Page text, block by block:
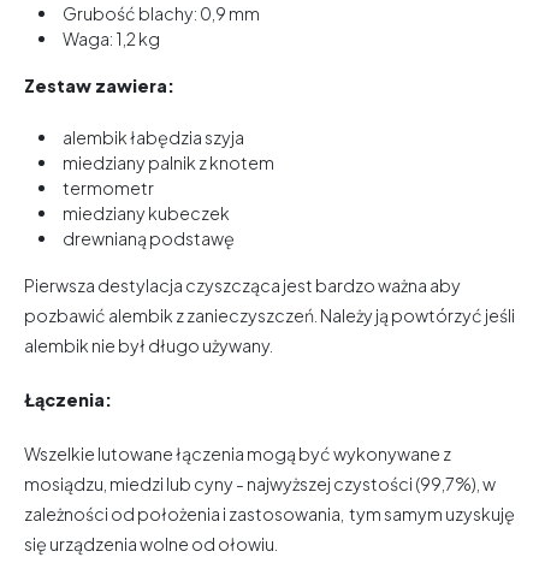
Grubość blachy: 0,9 mm
Waga: 1,2 kg
Zestaw zawiera:
alembik łabędzia szyja
miedziany palnik z knotem
termometr
miedziany kubeczek
drewnianą podstawę
Pierwsza destylacja czyszcząca jest bardzo ważna aby
pozbawić alembik z zanieczyszczeń. Należy ją powtórzyć jeśli
alembik nie był długo używany.
Łączenia:
Wszelkie lutowane łączenia mogą być wykonywane z
mosiądzu, miedzi lub cyny - najwyższej czystości (99,7%), w
zależności od położenia i zastosowania, tym samym uzyskuję
się urządzenia wolne od ołowiu.